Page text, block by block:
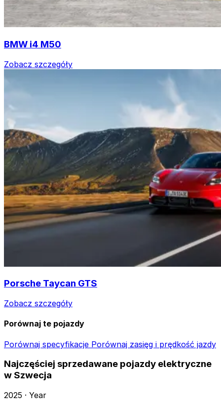
BMW i4 M50
Zobacz szczegóły
Porsche Taycan GTS
Zobacz szczegóły
Porównaj te pojazdy
Porównaj specyfikacje Porównaj zasięg i prędkość jazdy
Najczęściej sprzedawane pojazdy elektryczne
w Szwecja
2025 · Year